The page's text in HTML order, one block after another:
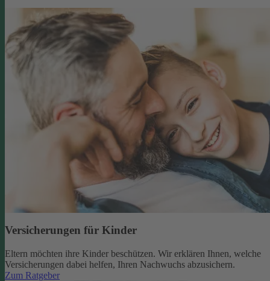
Versicherungen für Kinder
Eltern möchten ihre Kinder beschützen. Wir erklären Ihnen, welche
Versicherungen dabei helfen, Ihren Nachwuchs abzusichern.
Zum Ratgeber